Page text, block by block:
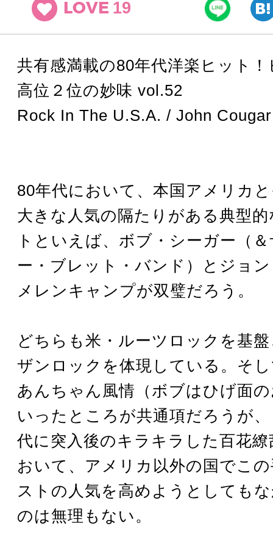
LOVE 19
共有感満載の80年代洋楽ヒット
高位２位の妙味 vol.52
Rock In The U.S.A. / John
80年代において、本国アメリカ
大きな人気の隔たりがある典型
トといえば、ボブ・シーガー（
ー・ブレット・バンド）とジョ
メレンキャンプが双璧だろう。
どちらも米・ルーツロックを基
ザンロックを体現している。そ
あんちゃん風情（ボブはひげ面
いったところが共通項だろうが
代に突入後のキラキラした百花
おいて、アメリカ以外の国でこ
ストの人気を高めようとしても
のは無理もない。